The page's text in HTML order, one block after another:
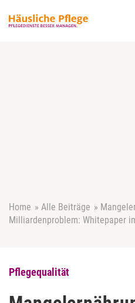
Home » Alle Beiträge »
Milliardenproblem: Whitepaper
Pflegequalität